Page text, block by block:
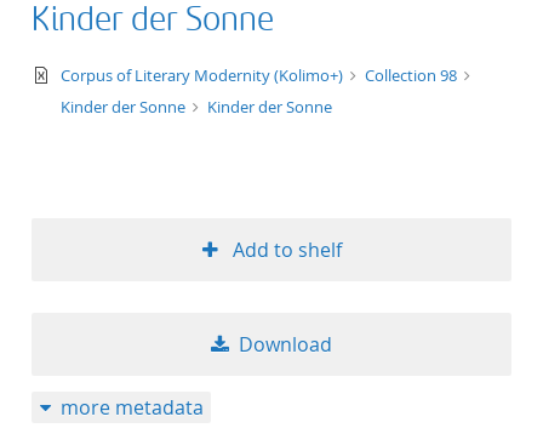
Kinder der Sonne
text/xml
Corpus of Literary Modernity (Kolimo+)
Collection 98
Kinder der Sonne
Kinder der Sonne
Add to shelf
Download
more metadata